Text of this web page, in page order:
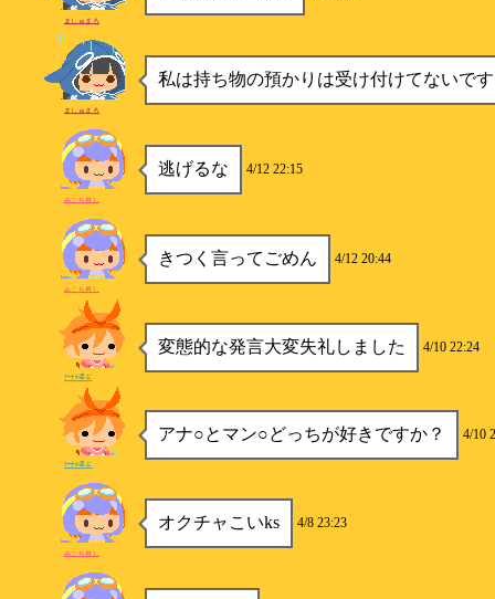
ましゅまろ
私は持ち物の預かりは受け付けてないで
ましゅまろ
逃げるな 4/12 22:15
みこち推し
きつく言ってごめん 4/12 20:44
みこち推し
変態的な発言大変失礼しました 4/10 22:24
ｱｰﾅﾙほど
アナ○とマン○どっちが好きですか？ 4/10
ｱｰﾅﾙほど
オクチャこいks 4/8 23:23
みこち推し